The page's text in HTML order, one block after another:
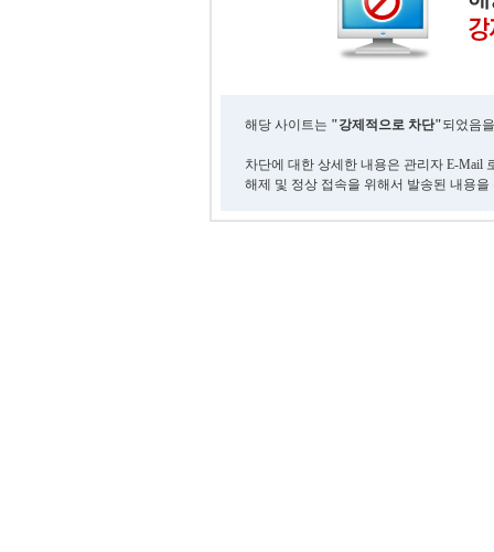
해당 사이트는 "강제적으로 차단"되었음
차단에 대한 상세한 내용은 관리자 E-Mail
해제 및 정상 접속을 위해서 발송된 내용